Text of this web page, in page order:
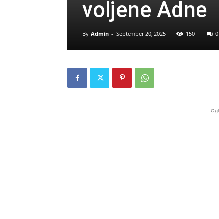
voljene Adne
By Admin - September 20, 2025 150 0